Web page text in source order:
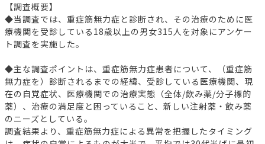
【調査概要】
◆当調査では、重症筋無力症と診断され、その治療のために医
療機関を受診している18歳以上の男女315人を対象にアンケー
ト調査を実施した。
◆主な調査ポイントは、重症筋無力症患者について、（重症筋
無力症を）診断されるまでの経緯、受診している医療機関、現
在の自覚症状、医療機関での治療実態（全体/飲み薬/分子標的
薬）、治療の満足度と困っていること、新しい注射薬・飲み薬
のニーズとしている。
調査結果より、重症筋無力症による異常を把握したタイミング